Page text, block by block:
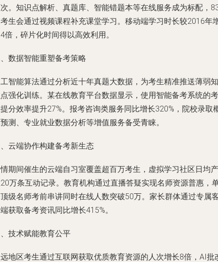
。知识点解析、真题库、智能错题本等在线服务成为标配，
生会通过视频课程补充课堂学习。移动端学习时长较2016年
倍，碎片化时间得以高效利用。
数据智能重塑备考策略
智能算法通过分析近十年真题大数据，为考生精准推送薄弱知
强化训练。某在线教育平台数据显示，使用智能备考系统的考
分效率提升27%。报考咨询类服务同比增长320%，院校录取
测、专业就业数据分析等增值服务备受青睐。
云端协作构建备考新生态
期间催生的云端自习室覆盖超百万考生，虚拟学习社区日均产
万条互动记录。教育机构通过直播答疑实现名师资源普惠，
级名师考前串讲同时在线人数突破50万。家长群体通过专属
获取备考资讯同比增长415%。
技术赋能教育公平
地区考生通过互联网获取优质教育资源的人次增长8倍，AI批